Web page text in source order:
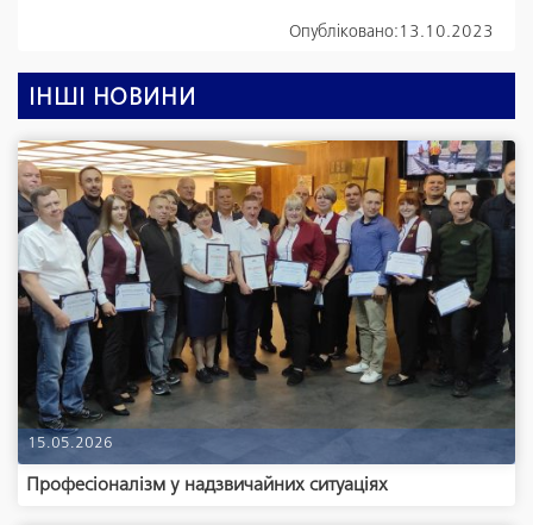
Опубліковано: 13.10.2023
ІНШІ НОВИНИ
15.05.2026
Професіоналізм у надзвичайних ситуаціях